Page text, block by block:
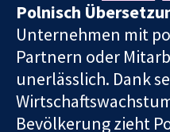
Polnisch
Unternehmen mit
Partnern oder
unerlässlich. Dank
Bevölkerung zieht